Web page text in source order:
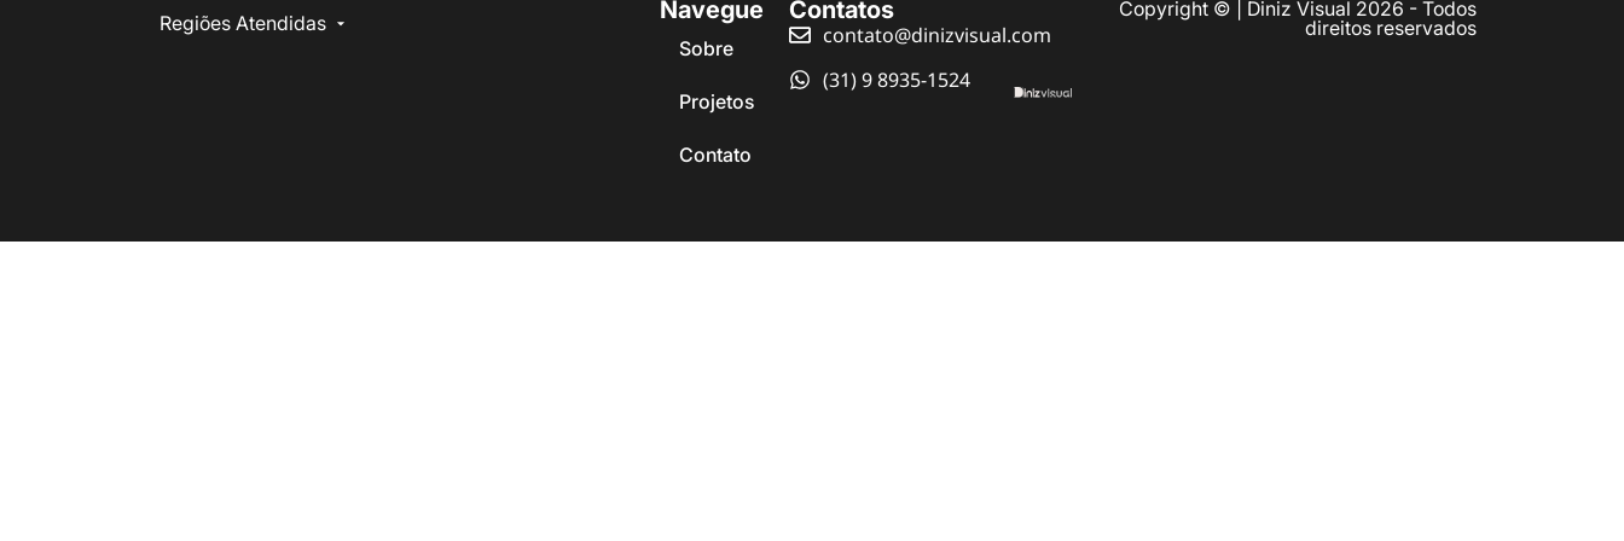
Regiões Atendidas Navegue
Sobre
Projetos
Contato
Contatos
contato@dinizvisual.com
(31) 9 8935-1524
Copyright © | Diniz Visual 2026 - Todos
direitos reservados